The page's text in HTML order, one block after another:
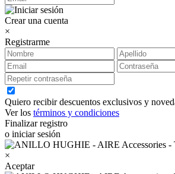
Crear una cuenta
×
Registrarme
Quiero recibir descuentos exclusivos y
Ver los términos y condiciones
Finalizar registro
o iniciar sesión
×
Aceptar